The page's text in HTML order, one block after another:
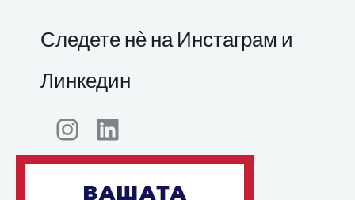
Следете нѐ на Инстаграм и
Линкедин